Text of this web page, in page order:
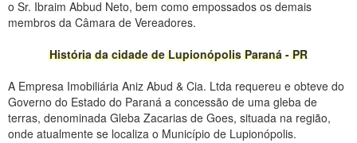
o Sr. Ibraim Abbud Neto, bem como empossados os demais
membros da Câmara de Vereadores.
História da cidade de Lupionópolis Paraná - PR
A Empresa Imobiliária Aniz Abud & Cia. Ltda requereu e obteve do
Governo do Estado do Paraná a concessão de uma gleba de
terras, denominada Gleba Zacarias de Goes, situada na região,
onde atualmente se localiza o Município de Lupionópolis.